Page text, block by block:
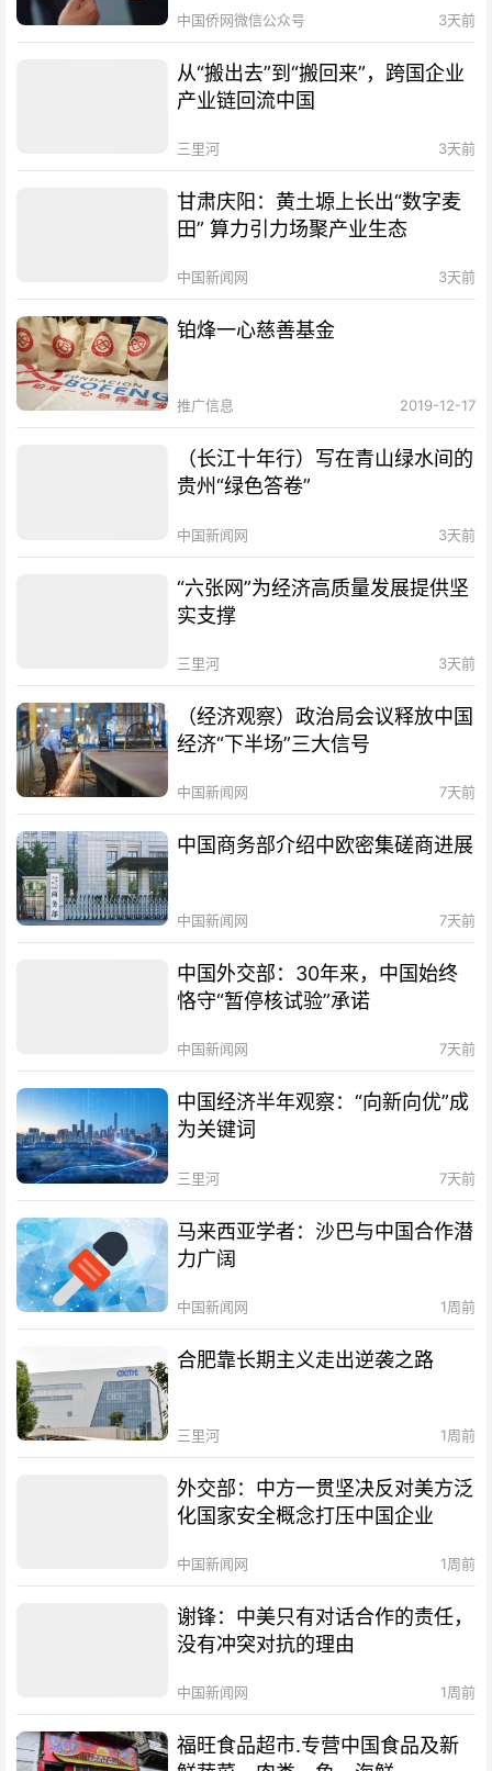
中国侨网微信公众号 3天前
从“搬出去”到“搬回来”，跨国企业
产业链回流中国
三里河 3天前
甘肃庆阳：黄土塬上长出“数字麦
田” 算力引力场聚产业生态
中国新闻网 3天前
铂烽一心慈善基金
推广信息 2019-12-17
（长江十年行）写在青山绿水间的
贵州“绿色答卷”
中国新闻网 3天前
“六张网”为经济高质量发展提供坚
实支撑
三里河 3天前
（经济观察）政治局会议释放中国
经济“下半场”三大信号
中国新闻网 7天前
中国商务部介绍中欧密集磋商进展
中国新闻网 7天前
中国外交部：30年来，中国始终
恪守“暂停核试验”承诺
中国新闻网 7天前
中国经济半年观察：“向新向优”成
为关键词
三里河 7天前
马来西亚学者：沙巴与中国合作潜
力广阔
中国新闻网 1周前
合肥靠长期主义走出逆袭之路
三里河 1周前
外交部：中方一贯坚决反对美方泛
化国家安全概念打压中国企业
中国新闻网 1周前
谢锋：中美只有对话合作的责任，
没有冲突对抗的理由
中国新闻网 1周前
福旺食品超市.专营中国食品及新